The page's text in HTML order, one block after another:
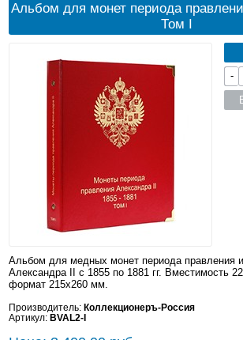
Альбом для монет периода
Том I
Альбом для медных монет периода правления
Александра II с 1855 по 1881 гг. Вместимость
формат 215x260 мм.
Производитель: Коллекционеръ-Россия
Артикул: BVAL2-I
-